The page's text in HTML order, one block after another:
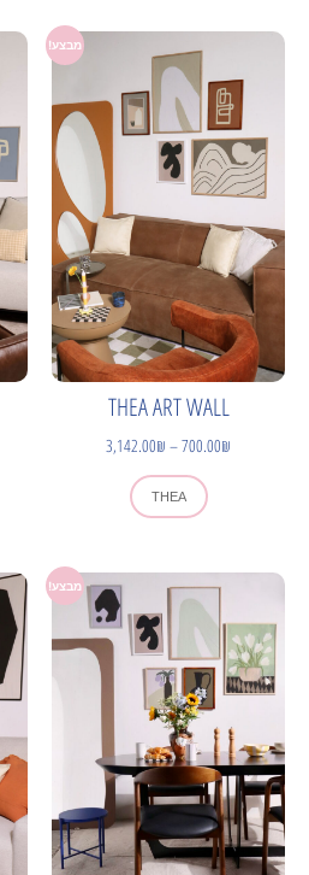
מבצע!
THEA ART WALL
700.00₪
–
3,142.00₪
THEA
מבצע!